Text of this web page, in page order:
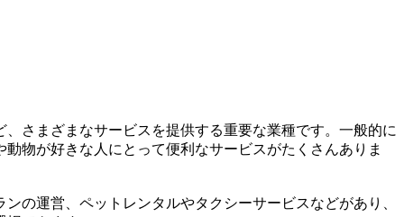
さまざまなサービスを提供する重要な業種です。一般的に
物が好きな人にとって便利なサービスがたくさんありま
の運営、ペットレンタルやタクシーサービスなどがあり、